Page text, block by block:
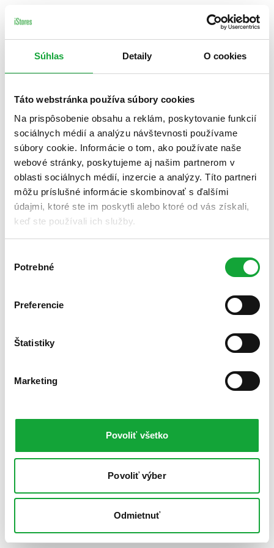
Súhlas Detaily O cookies
Táto webstránka používa súbory cookies
Na prispôsobenie obsahu a reklám, poskytovanie funkcií
sociálnych médií a analýzu návštevnosti používame
súbory cookie. Informácie o tom, ako používate naše
webové stránky, poskytujeme aj našim partnerom v
oblasti sociálnych médií, inzercie a analýzy. Títo partneri
môžu príslušné informácie skombinovať s ďalšími
údajmi, ktoré ste im poskytli alebo ktoré od vás získali,
keď ste používali ich služby.
súhlasu
Potrebné
Preferencie
Štatistiky
Marketing
Povoliť všetko
Povoliť výber
Odmietnuť